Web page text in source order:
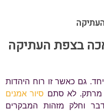
בצפת העתיקה
גם כאשר זו רוח היהדות
מרתק. לא סתם סיור אמנים
וחלק מזהות המבקרים